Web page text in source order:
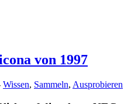
von 1997
Wissen, Sammeln, Ausprobieren